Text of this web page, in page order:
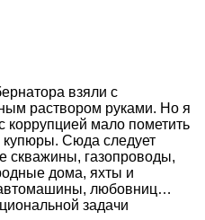
взяли с
раствором руками. Но я
коррупцией мало пометить
Сюда следует
скважины, газопроводы,
дома, яхты и
любовниц…
задачи